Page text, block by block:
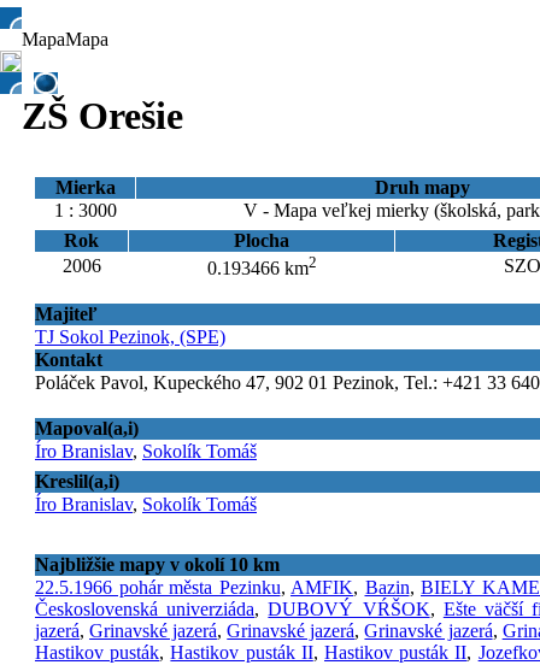
MapaMapa
ZŠ Orešie
Mierka
Druh mapy
1 : 3000
V - Mapa veľkej mierky (školská,
Rok
Plocha
2006
0.193466 km2
Majiteľ
TJ Sokol Pezinok, (SPE)
Kontakt
Poláček Pavol, Kupeckého 47, 902 01 Pezinok, Tel.: +421 33
Mapoval(a,i)
Íro Branislav, Sokolík Tomáš
Kreslil(a,i)
Íro Branislav, Sokolík Tomáš
Najbližšie mapy v okolí 10 km
22.5.1966 pohár města Pezinku, AMFIK, Bazin, BIELY
Československá univerziáda,DUBOVÝ VŔŠOK, Ešte väčší
jazerá,Grinavské jazerá,Grinavské jazerá,Grinavské jazerá,
Hastikov pusták,Hastikov pusták II,Hastikov pusták II,